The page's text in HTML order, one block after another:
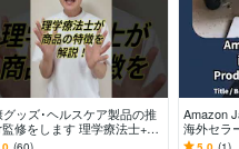
グッズ･ヘルスケア製品の推
修をします 理学療法士+整
御社商品の良さをアピール
Amazon
海外セラ